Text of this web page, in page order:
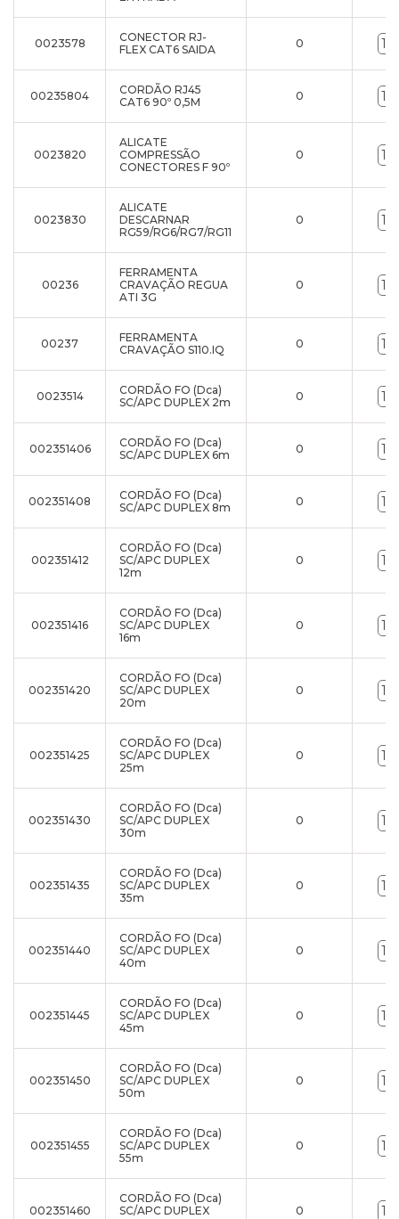
0023578
CONECTOR RJ-
FLEX CAT6 SAIDA
0
00235804
CORDÃO RJ45
CAT6 90º 0,5M
0
0023820
ALICATE
COMPRESSÃO
CONECTORES F 90º
0
0023830
ALICATE
DESCARNAR
RG59/RG6/RG7/RG11
0
00236
FERRAMENTA
CRAVAÇÃO REGUA
ATI 3G
0
00237
FERRAMENTA
CRAVAÇÃO S110.IQ
0
0023514
CORDÃO FO (Dca)
SC/APC DUPLEX 2m
0
002351406
CORDÃO FO (Dca)
SC/APC DUPLEX 6m
0
002351408
CORDÃO FO (Dca)
SC/APC DUPLEX 8m
0
002351412
CORDÃO FO (Dca)
SC/APC DUPLEX
12m
0
002351416
CORDÃO FO (Dca)
SC/APC DUPLEX
16m
0
002351420
CORDÃO FO (Dca)
SC/APC DUPLEX
20m
0
002351425
CORDÃO FO (Dca)
SC/APC DUPLEX
25m
0
002351430
CORDÃO FO (Dca)
SC/APC DUPLEX
30m
0
002351435
CORDÃO FO (Dca)
SC/APC DUPLEX
35m
0
002351440
CORDÃO FO (Dca)
SC/APC DUPLEX
40m
0
002351445
CORDÃO FO (Dca)
SC/APC DUPLEX
45m
0
002351450
CORDÃO FO (Dca)
SC/APC DUPLEX
50m
0
002351455
CORDÃO FO (Dca)
SC/APC DUPLEX
55m
0
002351460
CORDÃO FO (Dca)
SC/APC DUPLEX
0